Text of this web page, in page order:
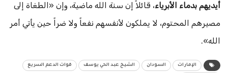
أيديهم بدماء الأبرياء، قائلاً إن سنة الله ماضية، وإن «الطغاة إلى
مصيرهم المحتوم، لا يملكون لأنفسهم نفعاً ولا ضراً حين يأتي أمر
الله».
الإمارات السودان الشيخ عبد الحي يوسف قوات الدعم السريع